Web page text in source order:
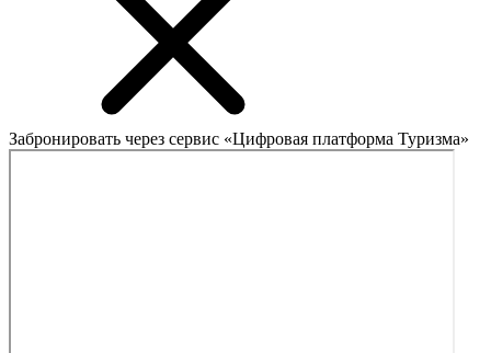
Забронировать через сервис «Цифровая платформа Туризма»